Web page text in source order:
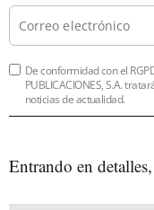
De conformidad con el
PUBLICACIONES, S.A.
noticias de actualidad.
Entrando en detalles,